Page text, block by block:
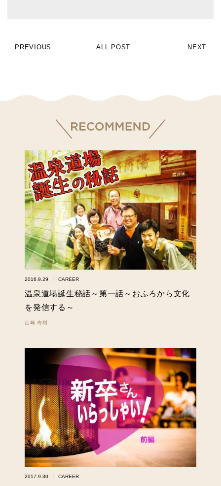
PREVIOUS ALL POST NEXT
2016.9.29 CAREER
温泉道場誕生秘話～第一話～おふろから文化
を発信する～
山﨑 寿樹
2017.9.30 CAREER